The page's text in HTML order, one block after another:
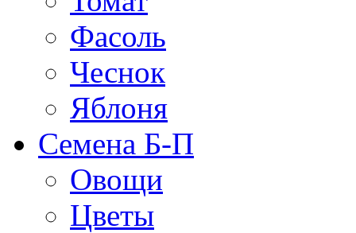
Фасоль
Чеснок
Яблоня
Семена Б-П
Овощи
Цветы